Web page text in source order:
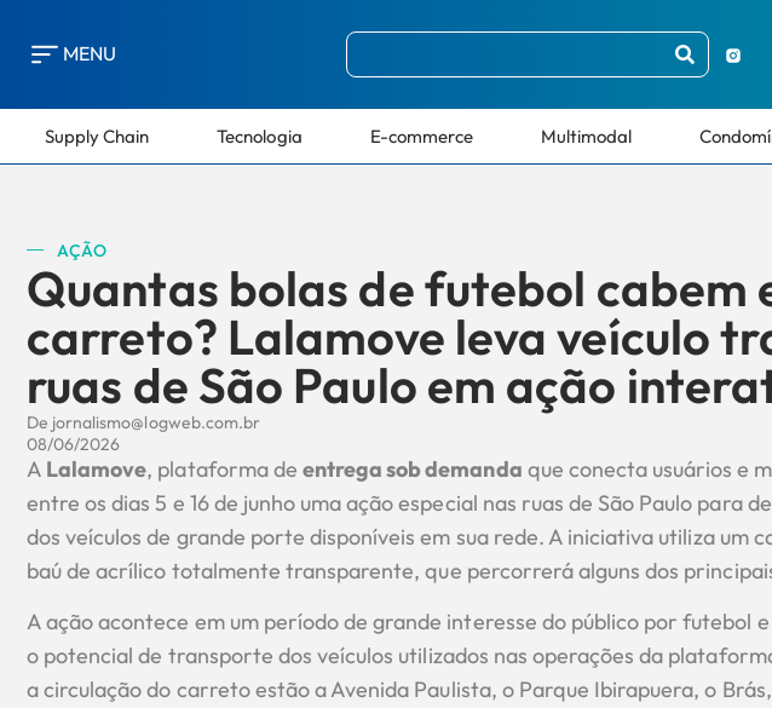
MENU
Supply Chain Tecnologia E-commerce Multimodal
AÇÃO
Quantas bolas de futebol cabem
carreto? Lalamove leva veículo
ruas de São Paulo em ação
De jornalismo@logweb.com.br
08/06/2026
A Lalamove, plataforma de entrega sob demanda que conecta usuários e
entre os dias 5 e 16 de junho uma ação especial nas ruas de São Paulo para
dos veículos de grande porte disponíveis em sua rede. A iniciativa utiliza um
baú de acrílico totalmente transparente, que percorrerá alguns dos
A ação acontece em um período de grande interesse do público por futebol
o potencial de transporte dos veículos utilizados nas operações da
a circulação do carreto estão a Avenida Paulista, o Parque Ibirapuera, o